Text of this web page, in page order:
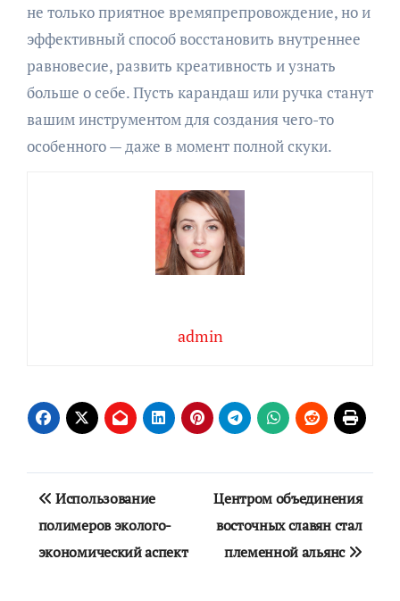
не только приятное времяпрепровождение, но и
эффективный способ восстановить внутреннее
равновесие, развить креативность и узнать
больше о себе. Пусть карандаш или ручка станут
вашим инструментом для создания чего-то
особенного — даже в момент полной скуки.
admin
Навигация
по
записям
Использование
полимеров эколого-
экономический аспект
Центром объединения
восточных славян стал
племенной альянс